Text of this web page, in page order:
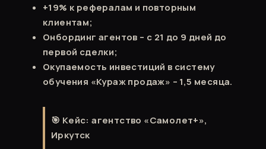
+19% к рефералам и повторным
клиентам;
Онбординг агентов – с 21 до 9 дней до
первой сделки;
Окупаемость инвестиций в систему
обучения «Кураж продаж» – 1,5 месяца.
🎯 Кейс: агентство «Самолет+»,
Иркутск